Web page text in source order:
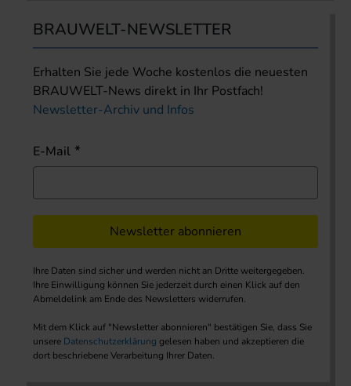
BRAUWELT-NEWSLETTER
Erhalten Sie jede Woche kostenlos die neuesten
BRAUWELT-News direkt in Ihr Postfach!
Newsletter-Archiv und Infos
E-Mail
Newsletter abonnieren
Ihre Daten sind sicher und werden nicht an Dritte weitergegeben.
Ihre Einwilligung können Sie jederzeit durch einen Klick auf den
Abmeldelink am Ende des Newsletters widerrufen.
Mit dem Klick auf "Newsletter abonnieren" bestätigen Sie, dass Sie
unsere Datenschutzerklärung gelesen haben und akzeptieren die
dort beschriebene Verarbeitung Ihrer Daten.